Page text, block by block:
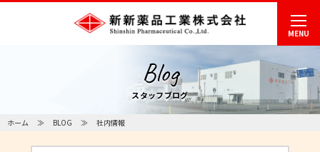
MENU
Blog
スタッフブログ
ホーム BLOG 社内情報